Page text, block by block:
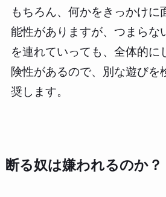
もちろん、何かをきっかけに
能性がありますが、つまらな
を連れていっても、全体的に
険性があるので、別な遊びを
奨します。
断る奴は嫌われるのか？